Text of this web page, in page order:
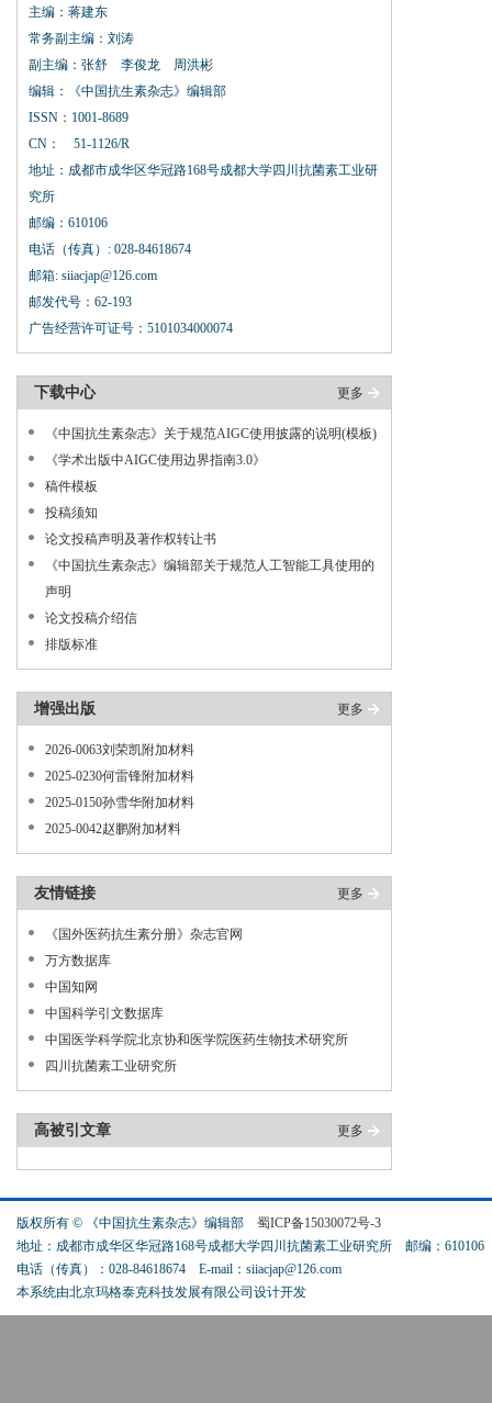
主编：蒋建东
常务副主编：刘涛
副主编：张舒 李俊龙 周洪彬
编辑：《中国抗生素杂志》编辑部
ISSN：1001-8689
CN： 51-1126/R
地址：成都市成华区华冠路168号成都大学四川抗菌素工业研
究所
邮编：610106
电话（传真）: 028-84618674
邮箱: siiacjap@126.com
邮发代号：62-193
广告经营许可证号：5101034000074
下载中心 更多
《中国抗生素杂志》关于规范AIGC使用披露的说明(模板)
《学术出版中AIGC使用边界指南3.0》
稿件模板
投稿须知
论文投稿声明及著作权转让书
《中国抗生素杂志》编辑部关于规范人工智能工具使用的
声明
论文投稿介绍信
排版标准
增强出版 更多
2026-0063刘荣凯附加材料
2025-0230何雷锋附加材料
2025-0150孙雪华附加材料
2025-0042赵鹏附加材料
友情链接 更多
《国外医药抗生素分册》杂志官网
万方数据库
中国知网
中国科学引文数据库
中国医学科学院北京协和医学院医药生物技术研究所
四川抗菌素工业研究所
高被引文章 更多
版权所有 © 《中国抗生素杂志》编辑部 蜀ICP备15030072号-3
地址：成都市成华区华冠路168号成都大学四川抗菌素工业研究所 邮编：
电话（传真）：028-84618674 E-mail：siiacjap@126.com
本系统由北京玛格泰克科技发展有限公司设计开发